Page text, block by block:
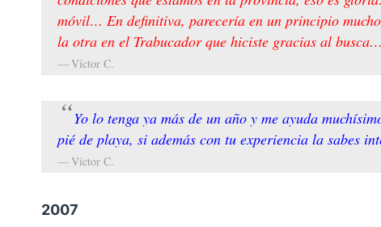
móvil… En definitiva, parecería en un principio
la otra en el Trabucador que hiciste gracias al
Víctor C.
Yo lo tenga ya más de un año y me ayuda
pié de playa, si además con tu experiencia la sabes
Víctor C.
2007